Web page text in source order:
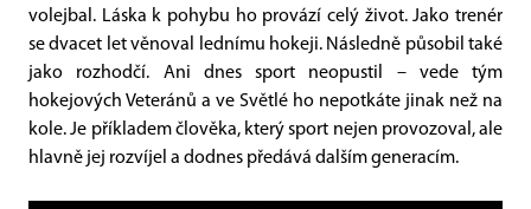
volejbal. Láska k pohybu ho provází celý život. Jako trenér
se dvacet let věnoval lednímu hokeji. Následně působil také
jako rozhodčí. Ani dnes sport neopustil – vede tým
hokejových Veteránů a ve Světlé ho nepotkáte jinak než na
kole. Je příkladem člověka, který sport nejen provozoval, ale
hlavně jej rozvíjel a dodnes předává dalším generacím.